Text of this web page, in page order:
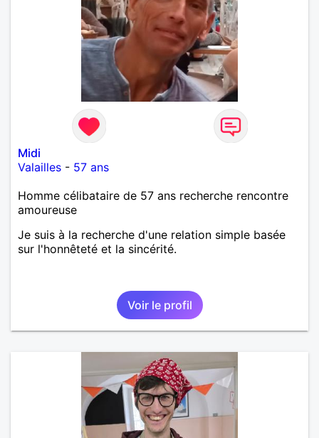
Midi
Valailles - 57 ans
Homme célibataire de 57 ans recherche rencontre
amoureuse
Je suis à la recherche d'une relation simple basée
sur l'honnêteté et la sincérité.
Voir le profil